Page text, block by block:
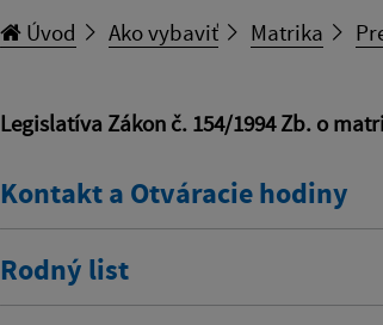
Úvod Ako vybaviť Matrika
Legislatíva Zákon č. 154/1994 Zb. o
Kontakt a Otváracie hodiny
Rodný list